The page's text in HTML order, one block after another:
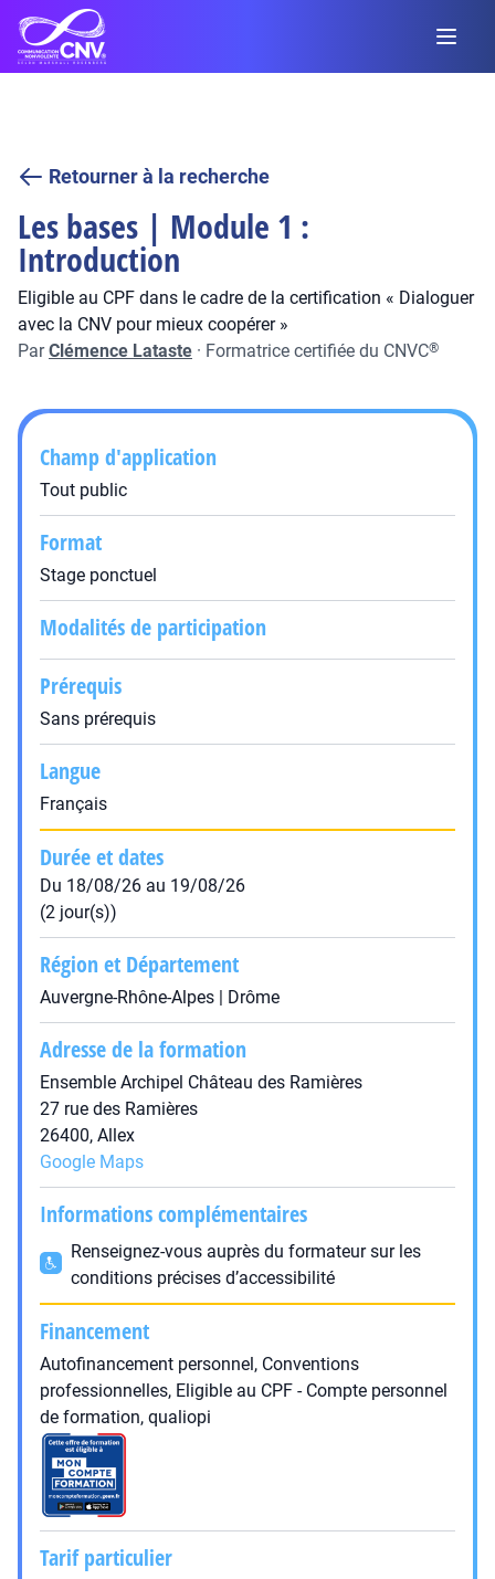
Retourner à la recherche
Les bases | Module 1 :
Introduction
Eligible au CPF dans le cadre de la certification « Dialoguer
avec la CNV pour mieux coopérer »
ParClémence Lataste · Formatrice certifiée du CNVC®
Champ d'application
Tout public
Format
Stage ponctuel
Modalités de participation
Prérequis
Sans prérequis
Langue
Français
Durée et dates
Du 18/08/26 au 19/08/26
(2 jour(s))
Région et Département
Auvergne-Rhône-Alpes | Drôme
Adresse de la formation
Ensemble Archipel Château des Ramières
27 rue des Ramières
26400, Allex
Google Maps
Informations complémentaires
Renseignez-vous auprès du formateur sur les
conditions précises d’accessibilité
Financement
Autofinancement personnel, Conventions
professionnelles, Eligible au CPF - Compte personnel
de formation, qualiopi
Tarif particulier